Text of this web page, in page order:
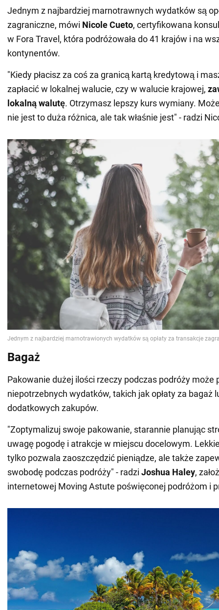
Jednym z najbardziej marnotrawnych wydatków są
zagraniczne, mówi Nicole Cueto, certyfikowana
w Fora Travel, która podróżowała do 41 krajów i na
kontynentów.
"Kiedy płacisz za coś za granicą kartą kredytową i
zapłacić w lokalnej walucie, czy w walucie krajowej,
lokalną walutę. Otrzymasz lepszy kurs wymiany.
nie jest to duża różnica, ale tak właśnie jest" - radzi
Bagaż
Pakowanie dużej ilości rzeczy podczas podróży może
niepotrzebnych wydatków, takich jak opłaty za bagaż
dodatkowych zakupów.
"Zoptymalizuj swoje pakowanie, starannie planując
uwagę pogodę i atrakcje w miejscu docelowym.
tylko pozwala zaoszczędzić pieniądze, ale także
swobodę podczas podróży" - radzi Joshua Haley,
internetowej Moving Astute poświęconej podróżom i